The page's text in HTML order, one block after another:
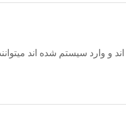
و وارد سیستم شده اند